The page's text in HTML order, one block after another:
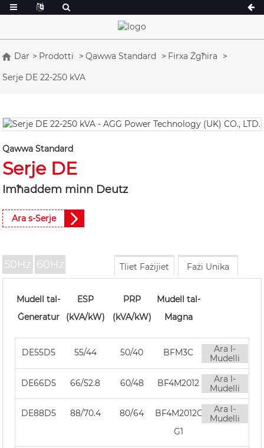
Dar Prodotti Qawwa Standard
Firxa Żgħira
Serje DE 22-250 kVA
Qawwa Standard
Serje DE
Imħaddem minn Deutz
Ara s-Serje
50Hz 60Hz Fażi Unika
Tliet Fażijiet
Mudell tal-
Ġeneratur
ESP
(kVA/kW)
PRP
(kVA/kW)
Mudell tal-
Magna
DE55D5 55/44 50/40 BFM3C
Ara l-
Mudelli
DE66D5 66/52.8 60/48 BF4M2012
Ara l-
Mudelli
DE88D5 88/70.4 80/64
BF4M2012C
G1
Ara l-
Mudelli
Serje A 16.5-150 kVA
Serje P 10-220 kVA
Serje V 94-285 kVA
Serje P 250-